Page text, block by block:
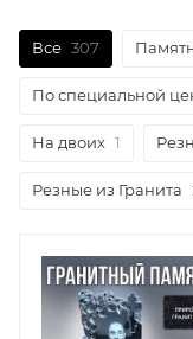
Все 307
По специальной
На двоих 1
Резные из Гранита